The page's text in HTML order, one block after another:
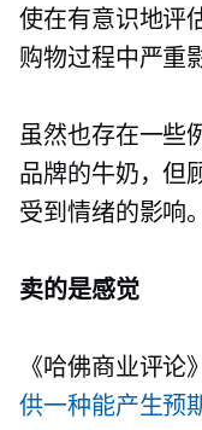
使在有意识地评
购物过程中严重
虽然也存在一些
品牌的牛奶，但
受到情绪的影响。
卖的是感觉
《哈佛商业评论
供一种能产生预